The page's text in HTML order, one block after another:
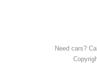
Need cars?